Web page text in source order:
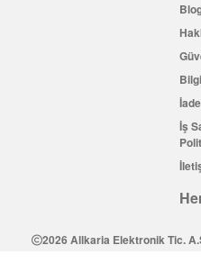
İş
2026 Allkaria Elektronik Tic.